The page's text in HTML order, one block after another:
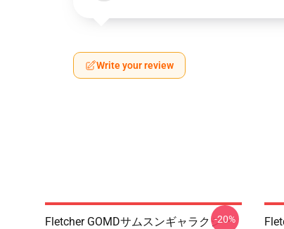
Write your review
Fletcher GOMDサムスンギャラクシー
-20%